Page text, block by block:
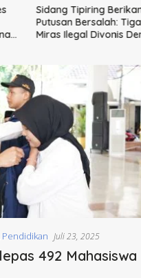
Sidang Tipiring
Putusan Bersalah:
Miras Ilegal Divonis
Pendidikan Juli 23, 2025
492 Mahasiswa